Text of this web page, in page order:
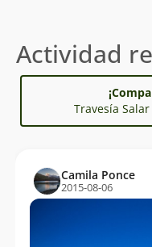
Actividad
Travesía
Camila Ponce
2015-08-06